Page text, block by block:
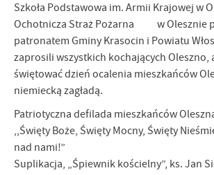
Szkoła Podstawowa im. Armii Krajowej w
Ochotnicza Straż Pożarna w Olesznie
patronatem Gminy Krasocin i Powiatu
zaprosili wszystkich kochających Oleszno,
świętować dzień ocalenia mieszkańców
niemiecką zagładą.
Patriotyczna defilada mieszkańców
,,Święty Boże, Święty Mocny, Święty
nad nami!”
Suplikacja, „Śpiewnik kościelny”, ks. Jan
Analityczne pliki cookies pomagają nam
dostosowywać do Twoich potrzeb.
Cookies analityczne pozwalają na uzyskanie
wykorzystywania witryny internetowej, miejsca
z jaką odwiedzane są nasze serwisy www. Dane
ocenę naszych serwisów internetowych pod
popularności wśród użytkowników.
przetwarzane w formie zanonimizowanej.
analityczne pliki cookies gwarantuje dostępność
funkcjonalności.
Więcej
Reklamowe
Dzięki reklamowym plikom cookies
informacje i aktualności na stronach naszych
Promocyjne pliki cookies służą do prezentowania
komunikatów na podstawie analizy Twoich
zwyczajów dotyczących przeglądanej witryny
Więcej